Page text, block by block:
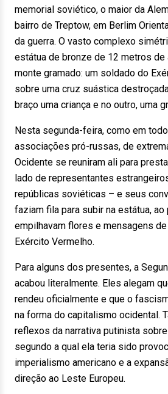
memorial soviético, o maior da
bairro de Treptow, em Berlim
da guerra. O vasto complexo
estátua de bronze de 12 metros de
monte gramado: um soldado do
sobre uma cruz suástica
braço uma criança e no outro, uma
Nesta segunda-feira, como em
associações pró-russas, de
Ocidente se reuniram ali para
lado de representantes
repúblicas soviéticas – e seus
faziam fila para subir na estátua, ao
empilhavam flores e mensagens
Exército Vermelho.
Para alguns dos presentes, a
acabou literalmente. Eles alegam
rendeu oficialmente e que o
na forma do capitalismo ocidental.
reflexos da narrativa putinista sobre
segundo a qual ela teria sido
imperialismo americano e a
direção ao Leste Europeu.